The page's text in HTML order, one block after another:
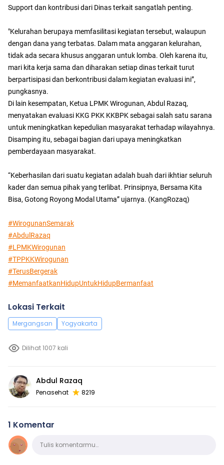
Support dan kontribusi dari Dinas terkait sangatlah penting.
"Kelurahan berupaya memfasilitasi kegiatan tersebut, walaupun
dengan dana yang terbatas. Dalam mata anggaran kelurahan,
tidak ada secara khusus anggaran untuk lomba. Oleh karena itu,
mari kita kerja sama dan diharakan setiap dinas terkait turut
berpartisipasi dan berkontribusi dalam kegiatan evaluasi ini”,
pungkasnya.
Di lain kesempatan, Ketua LPMK Wirogunan, Abdul Razaq,
menyatakan evaluasi KKG PKK KKBPK sebagai salah satu sarana
untuk meningkatkan kepedulian masyarakat terhadap wilayahnya.
Disamping itu, sebagai bagian dari upaya meningkatkan
pemberdayaan masyarakat.
“Keberhasilan dari suatu kegiatan adalah buah dari ikhtiar seluruh
kader dan semua pihak yang terlibat. Prinsipnya, Bersama Kita
Bisa, Gotong Royong Modal Utama” ujarnya. (KangRozaq)
#WirogunanSemarak
#AbdulRazaq
#LPMKWirogunan
#TPPKKWirogunan
#TerusBergerak
#MemanfaatkanHidupUntukHidupBermanfaat
Lokasi Terkait
Mergangsan Yogyakarta
Dilihat 1007 kali
Abdul Razaq
Penasehat 8219
1 Komentar
KomentarTulis komentarmu…